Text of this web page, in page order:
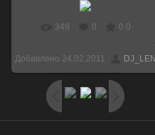
349 0 0.0
Добавлено 24.02.2011